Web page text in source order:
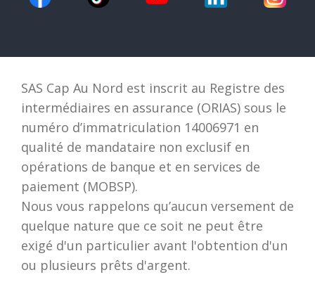
SAS Cap Au Nord est inscrit au Registre des
intermédiaires en assurance (ORIAS) sous le
numéro d’immatriculation 14006971 en
qualité de mandataire non exclusif en
opérations de banque et en services de
paiement (MOBSP).
Nous vous rappelons qu’aucun versement de
quelque nature que ce soit ne peut être
exigé d'un particulier avant l'obtention d'un
ou plusieurs prêts d'argent.